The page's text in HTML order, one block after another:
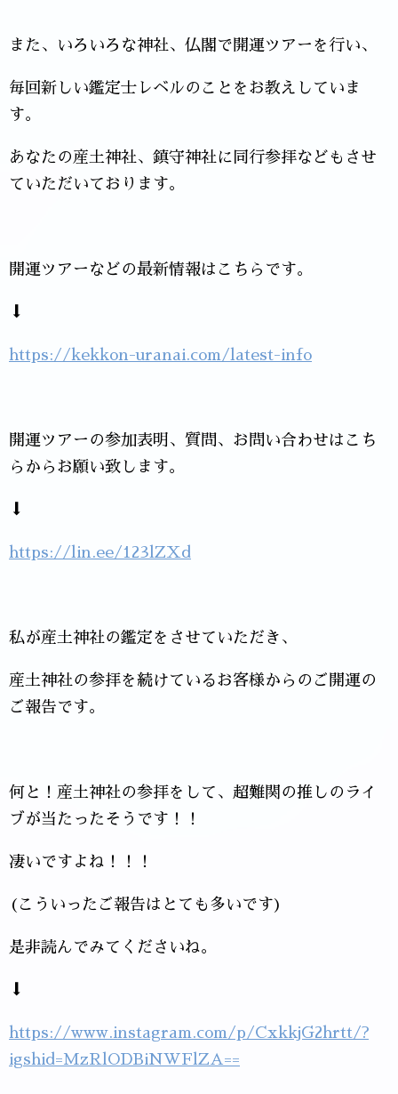
また、いろいろな神社、仏閣で開運ツアーを行い、
毎回新しい鑑定士レベルのことをお教えしていま
す。
あなたの産土神社、鎮守神社に同行参拝などもさせ
ていただいております。
開運ツアーなどの最新情報はこちらです。
⬇
https://kekkon-uranai.com/latest-info
開運ツアーの参加表明、質問、お問い合わせはこち
らからお願い致します。
⬇
https://lin.ee/123lZXd
私が産土神社の鑑定をさせていただき、
産土神社の参拝を続けているお客様からのご開運の
ご報告です。
何と！産土神社の参拝をして、超難関の推しのライ
ブが当たったそうです！！
凄いですよね！！！
(こういったご報告はとても多いです)
是非読んでみてくださいね。
⬇
https://www.instagram.com/p/CxkkjG2hrtt/?
igshid=MzRlODBiNWFlZA==